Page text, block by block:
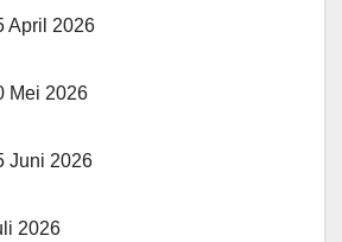
April 2026
Mei 2026
Juni 2026
2026